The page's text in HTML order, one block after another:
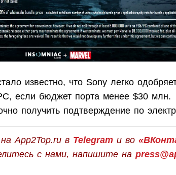
известно, что Sony легко
если бюджет порта менее $30 млн.
получить подтверждение по
App2Top.ru в Telegramи во
с нами, напишите на